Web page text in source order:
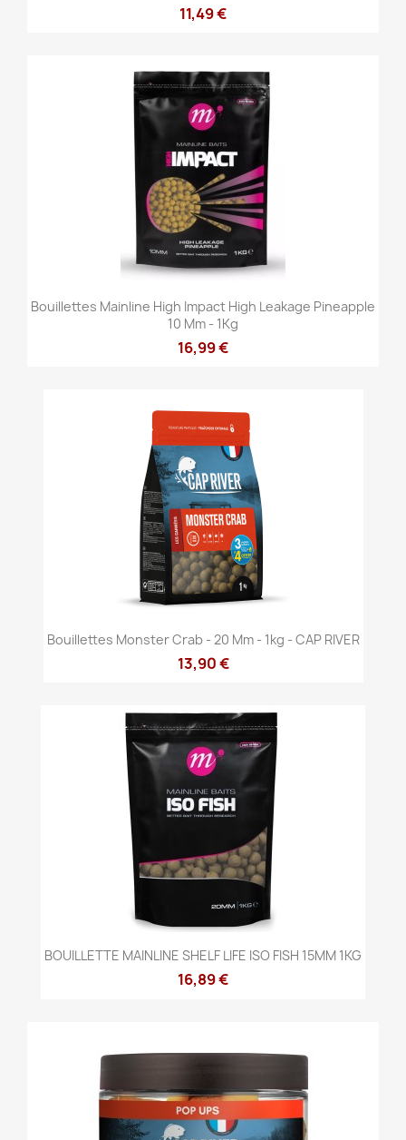
11,49 €
Bouillettes Mainline High Impact High Leakage Pineapple
10 Mm - 1Kg
16,99 €
Bouillettes Monster Crab - 20 Mm - 1kg - CAP RIVER
13,90 €
BOUILLETTE MAINLINE SHELF LIFE ISO FISH 15MM 1KG
16,89 €